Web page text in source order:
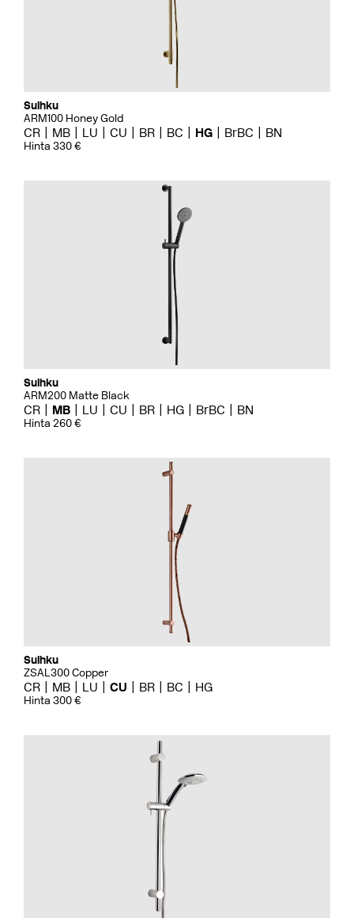
Suihku
ARM100 Honey Gold
CR MB LU CU BR BC HG BrBC BN
Hinta 330 €
Suihku
ARM200 Matte Black
CR MB LU CU BR HG BrBC BN
Hinta 260 €
Suihku
ZSAL300 Copper
CR MB LU CU BR BC HG
Hinta 300 €